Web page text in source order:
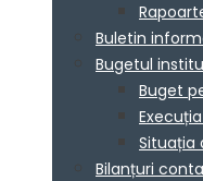
Buletin
Bugetul
Buget
Situația
Bilanțuri